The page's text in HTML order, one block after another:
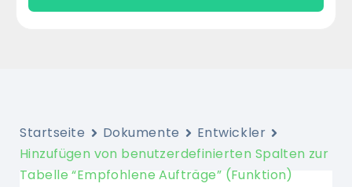
Startseite Dokumente
Entwickler
Hinzufügen von benutzerdefinierten Spalten zur
Tabelle “Empfohlene Aufträge” (Funktion)